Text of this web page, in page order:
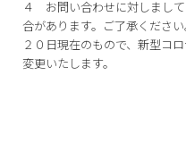
４ お問い合わせに対しまし
合があります。ご了承くださ
２０日現在のもので、新型コ
変更いたします。